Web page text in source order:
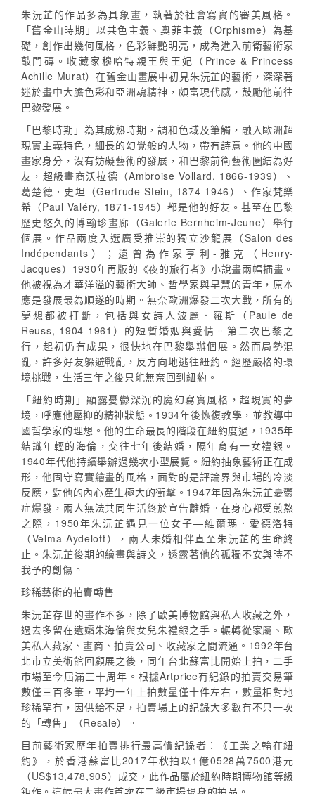
朱沅芷的作品多為具象畫，執著於社會寫實的審美風格。
「舊金山時期」以共色主義、奧菲主義（Orphisme）為基
礎，創作出幾何風格，色彩鮮艷明亮，成為進入前衛藝術家
敲門磚。收藏家穆哈特親王與王妃（Prince & Princess
Achille Murat）在舊金山畫展中初見朱沅芷的藝術，深深著
迷於畫中大膽色彩和亞洲魂精神，頗富現代感，鼓勵他前往
巴黎發展。
「巴黎時期」為其成熟時期，調和色域及筆觸，融入歐洲超
現實主義特色，細長的幻覺般的人物，帶有詩意。他的中國
畫家身分，沒有妨礙藝術的發展，和巴黎前衛藝術圈結為好
友，超級畫商沃拉德（Ambroise Vollard, 1866-1939）、
葛楚德．史坦（Gertrude Stein, 1874-1946）、作家梵樂
希（Paul Valéry, 1871-1945）都是他的好友。甚至在巴黎
歷史悠久的博翰珍畫廊（Galerie Bernheim-Jeune）舉行
個展。作品兩度入選廣受推崇的獨立沙龍展（Salon des
Indépendants）；還曾為作家亨利-雅克（Henry-
Jacques）1930年再版的《夜的旅行者》小說畫兩幅插畫。
他被視為才華洋溢的藝術大師、哲學家與早慧的青年，原本
應是發展最為順遂的時期。無奈歐洲爆發二次大戰，所有的
夢想都被打斷，包括與女詩人波麗．羅斯（Paule de
Reuss, 1904-1961）的短暫婚姻與愛情。第二次巴黎之
行，起初仍有成果，很快地在巴黎舉辦個展。然而局勢混
亂，許多好友躲避戰亂，反方向地逃往紐約。經歷嚴格的環
境挑戰，生活三年之後只能無奈回到紐約。
「紐約時期」顯露憂鬱深沉的魔幻寫實風格，超現實的夢
境，呼應他壓抑的精神狀態。1934年後恢復教學，並教導中
國哲學家的理想。他的生命最長的階段在紐約度過，1935年
結識年輕的海倫，交往七年後結婚，隔年育有一女禮銀。
1940年代他持續舉辦過幾次小型展覽。紐約抽象藝術正在成
形，他固守寫實繪畫的風格，面對的是評論界與市場的冷淡
反應，對他的內心產生極大的衝擊。1947年因為朱沅芷憂鬱
症爆發，兩人無法共同生活終於宣告離婚。在身心都受煎熬
之際，1950年朱沅芷遇見一位女子—維爾瑪．愛德洛特
（Velma Aydelott），兩人未婚相伴直至朱沅芷的生命終
止。朱沅芷後期的繪畫與詩文，透露著他的孤獨不安與時不
我予的創傷。
珍稀藝術的拍賣轉售
朱沅芷存世的畫作不多，除了歐美博物館與私人收藏之外，
過去多留在遺孀朱海倫與女兒朱禮銀之手。輾轉從家屬、歐
美私人藏家、畫商、拍賣公司、收藏家之間流通。1992年台
北市立美術館回顧展之後，同年台北蘇富比開始上拍，二手
市場至今屆滿三十周年。根據Artprice有紀錄的拍賣交易筆
數僅三百多筆，平均一年上拍數量僅十件左右，數量相對地
珍稀罕有，因供給不足，拍賣場上的紀錄大多數有不只一次
的「轉售」（Resale）。
目前藝術家歷年拍賣排行最高價紀錄者：《工業之輪在紐
約》，於香港蘇富比2017年秋拍以1億0528萬7500港元
（US$13,478,905）成交，此作品屬於紐約時期博物館等級
鉅作。這幅最大畫作首次在二級市場現身的拍品。